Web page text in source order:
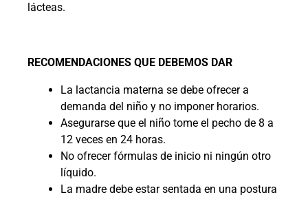
lácteas.
RECOMENDACIONES QUE DEBEMOS DAR
La lactancia materna se debe ofrecer a
demanda del niño y no imponer horarios.
Asegurarse que el niño tome el pecho de 8 a
12 veces en 24 horas.
No ofrecer fórmulas de inicio ni ningún otro
líquido.
La madre debe estar sentada en una postura